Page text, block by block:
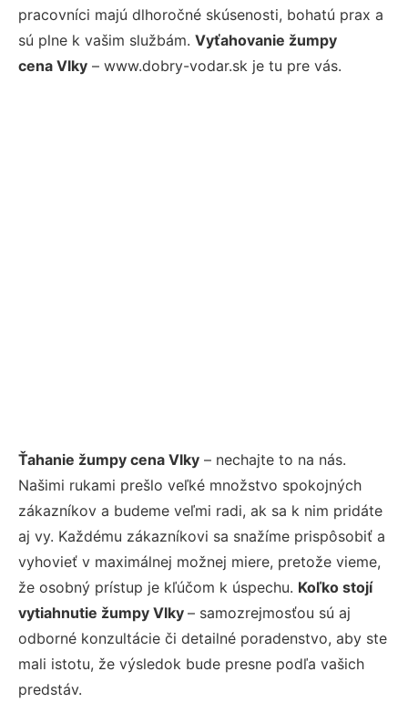
pracovníci majú dlhoročné skúsenosti, bohatú prax a
sú plne k vašim službám. Vyťahovanie žumpy
cena Vlky – www.dobry-vodar.sk je tu pre vás.
Ťahanie žumpy cena Vlky – nechajte to na nás.
Našimi rukami prešlo veľké množstvo spokojných
zákazníkov a budeme veľmi radi, ak sa k nim pridáte
aj vy. Každému zákazníkovi sa snažíme prispôsobiť a
vyhovieť v maximálnej možnej miere, pretože vieme,
že osobný prístup je kľúčom k úspechu. Koľko stojí
vytiahnutie žumpy Vlky – samozrejmosťou sú aj
odborné konzultácie či detailné poradenstvo, aby ste
mali istotu, že výsledok bude presne podľa vašich
predstáv.